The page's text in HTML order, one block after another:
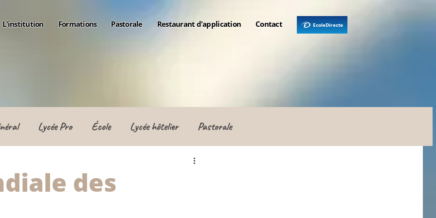
L'institution Formations Pastorale Restaurant d'application Contact EcoleDirecte
Lycée Pro École Lycée hôtelier Pastorale
des